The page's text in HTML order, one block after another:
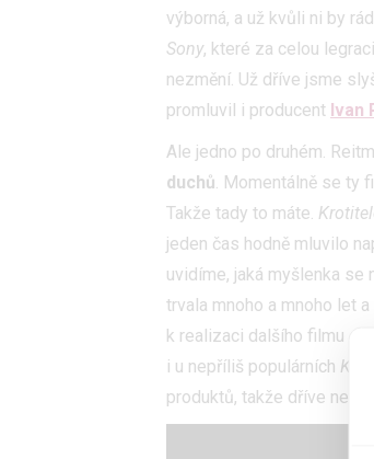
výborná, a už kvůli ni by
Sony, které za celou
nezmění. Už dříve jsme
promluvil i producent Ivan
Ale jedno po druhém.
duchů. Momentálně se ty
Takže tady to máte.
jeden čas hodně mluvilo
uvidíme, jaká myšlenka se
trvala mnoho a mnoho let
k realizaci dalšího filmu
i u nepříliš populárních
produktů, takže dříve nebo